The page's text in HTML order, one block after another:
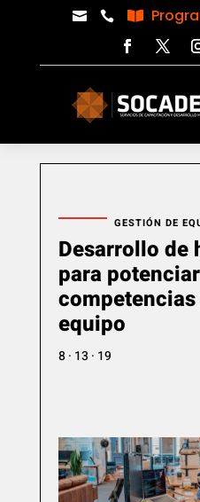
  
GESTIÓN DE
Desarrollo de
para
equipo
8 · 13 · 19